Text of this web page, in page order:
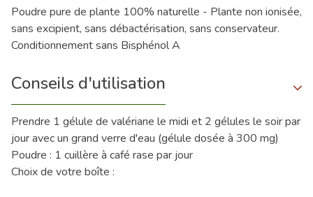
Poudre pure de plante 100% naturelle - Plante non ionisée,
sans excipient, sans débactérisation, sans conservateur.
Conditionnement sans Bisphénol A
Conseils d'utilisation
Prendre 1 gélule de valériane le midi et 2 gélules le soir par
jour avec un grand verre d'eau (gélule dosée à 300 mg)
Poudre : 1 cuillère à café rase par jour
Choix de votre boîte :